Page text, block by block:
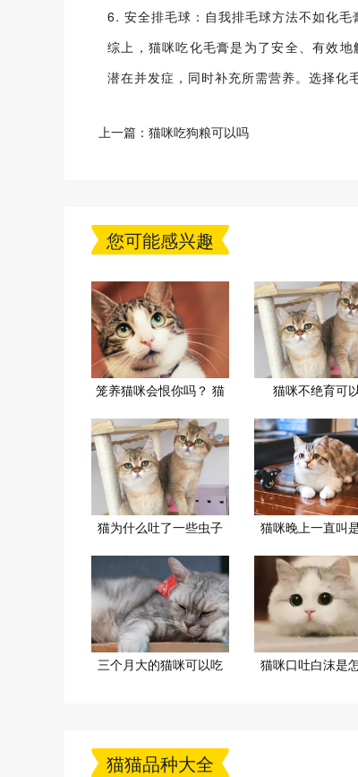
6. 安全排毛球：自我排毛球方法不如化毛
综上，猫咪吃化毛膏是为了安全、有效
潜在并发症，同时补充所需营养。选择化
上一篇： 猫咪吃狗粮可以吗
您可能感兴趣
笼养猫咪会恨你吗？ 猫 猫咪不绝育可
猫为什么吐了一些虫子 猫咪晚上一直叫
三个月大的猫咪可以吃 猫咪口吐白沫是
猫猫品种大全